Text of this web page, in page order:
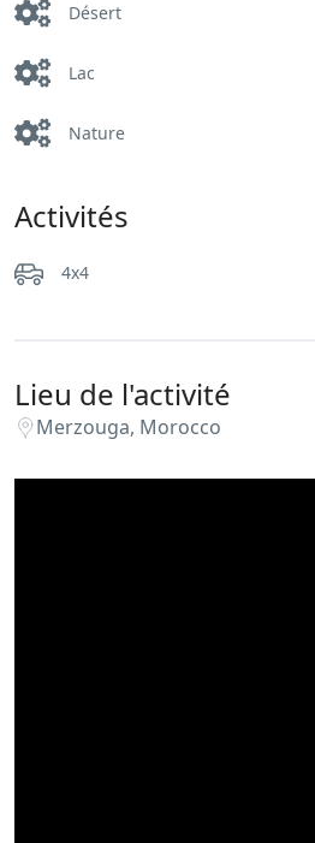
Désert
Lac
Nature
Activités
4x4
Lieu de l'activité
Merzouga, Morocco